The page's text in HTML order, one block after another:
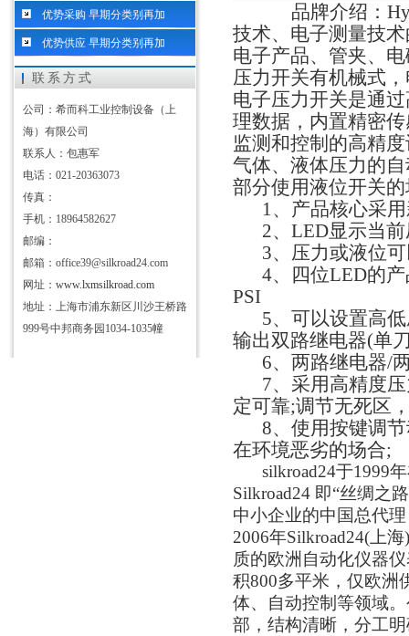
优势采购 早期分类别再加
优势供应 早期分类别再加
联系方式
公司：希而科工业控制设备（上
海）有限公司
联系人：包惠军
电话：021-20363073
传真：
手机：18964582627
邮编：
邮箱：office39@silkroad24.com
网址： www.lxmsilkroad.com
地址：上海市浦东新区川沙王桥路
999号中邦商务园1034-1035幢
品牌介绍 ：
技术、电子测量技
电子产品、管夹、
压力开关有机械式
电子压力开关是通
理数据，内置精密
监测和控制的高精
气体、液体压力的
部分使用液位开关
1、产品核心采
2、LED显示当
3、压力或液位
4、四位LED的
PSI
5、可以设置高
输出双路继电器(单
6、两路继电器/
7、采用高精度
定可靠;调节无死区
8、使用按键调
在环境恶劣的场合;
silkroad24于1999
Silkroad24 即“丝绸之
中小企业的中国总代
2006年Silkroad24(上
质的欧洲自动化仪器
积800多平米，仅欧洲
体、自动控制等领域
部 ， 结构清晰，分工